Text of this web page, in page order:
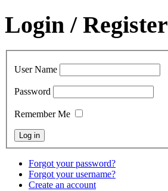
Login / Register
User Name
Password
Remember Me
Forgot your password?
Forgot your username?
Create an account